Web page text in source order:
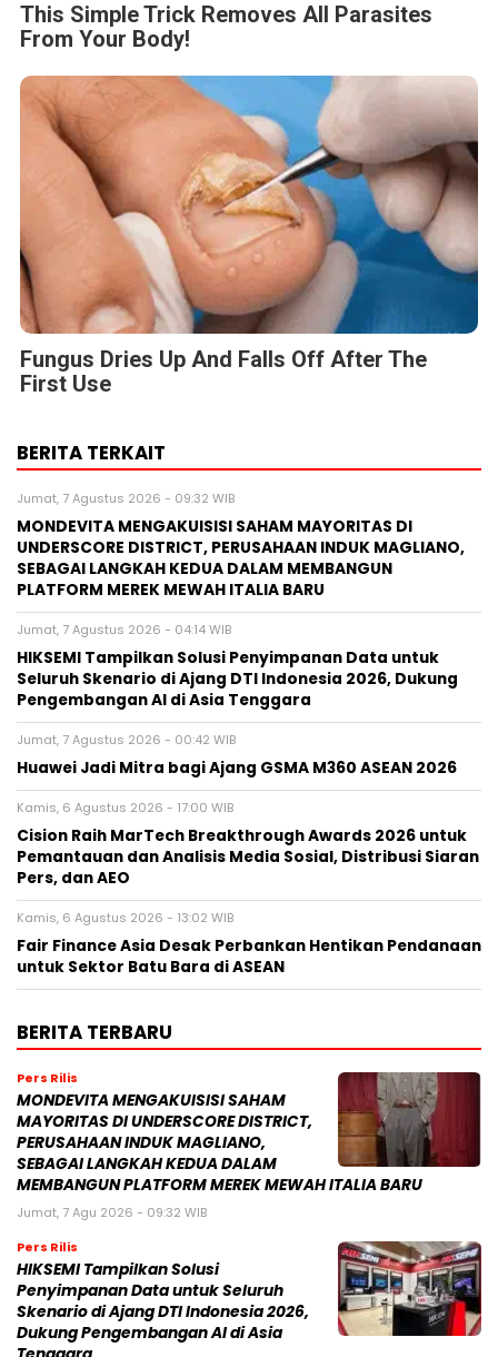
This Simple Trick Removes All Parasites
From Your Body!
Fungus Dries Up And Falls Off After The
First Use
BERITA TERKAIT
Jumat, 7 Agustus 2026 - 09:32 WIB
MONDEVITA MENGAKUISISI SAHAM MAYORITAS DI
UNDERSCORE DISTRICT, PERUSAHAAN INDUK MAGLIANO,
SEBAGAI LANGKAH KEDUA DALAM MEMBANGUN
PLATFORM MEREK MEWAH ITALIA BARU
Jumat, 7 Agustus 2026 - 04:14 WIB
HIKSEMI Tampilkan Solusi Penyimpanan Data untuk
Seluruh Skenario di Ajang DTI Indonesia 2026, Dukung
Pengembangan AI di Asia Tenggara
Jumat, 7 Agustus 2026 - 00:42 WIB
Huawei Jadi Mitra bagi Ajang GSMA M360 ASEAN 2026
Kamis, 6 Agustus 2026 - 17:00 WIB
Cision Raih MarTech Breakthrough Awards 2026 untuk
Pemantauan dan Analisis Media Sosial, Distribusi Siaran
Pers, dan AEO
Kamis, 6 Agustus 2026 - 13:02 WIB
Fair Finance Asia Desak Perbankan Hentikan Pendanaan
untuk Sektor Batu Bara di ASEAN
BERITA TERBARU
Pers Rilis
MONDEVITA MENGAKUISISI SAHAM
MAYORITAS DI UNDERSCORE DISTRICT,
PERUSAHAAN INDUK MAGLIANO,
SEBAGAI LANGKAH KEDUA DALAM
MEMBANGUN PLATFORM MEREK MEWAH ITALIA BARU
Jumat, 7 Agu 2026 - 09:32 WIB
Pers Rilis
HIKSEMI Tampilkan Solusi
Penyimpanan Data untuk Seluruh
Skenario di Ajang DTI Indonesia 2026,
Dukung Pengembangan AI di Asia